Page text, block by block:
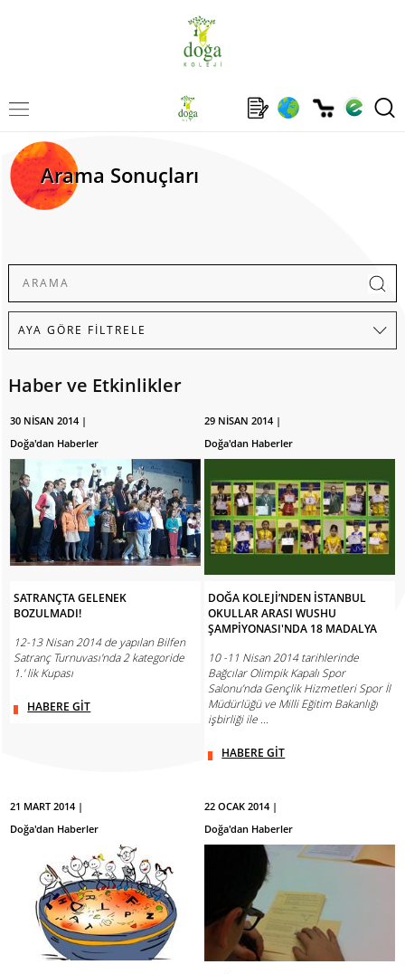
Arama Sonuçları
Haber ve Etkinlikler
30 NİSAN 2014 |
Doğa'dan Haberler
SATRANÇTA GELENEK
BOZULMADI!
12-13 Nisan 2014 de yapılan Bilfen
Satranç Turnuvası'nda 2 kategoride
1.' lik Kupası
HABERE GİT
29 NİSAN 2014 |
Doğa'dan Haberler
DOĞA KOLEJİ’NDEN İSTANBUL
OKULLAR ARASI WUSHU
ŞAMPİYONASI'NDA 18 MADALYA
10 -11 Nisan 2014 tarihlerinde
Bağcılar Olimpik Kapalı Spor
Salonu’nda Gençlik Hizmetleri Spor İl
Müdürlüğü ve Milli Eğitim Bakanlığı
işbirliği ile ...
HABERE GİT
21 MART 2014 |
Doğa'dan Haberler
22 OCAK 2014 |
Doğa'dan Haberler